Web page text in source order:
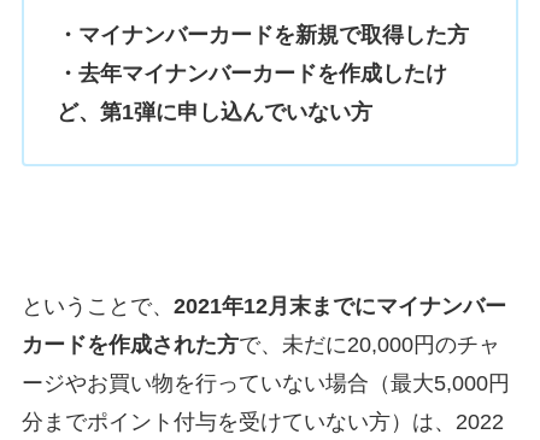
・マイナンバーカードを新規で取得した方
・去年マイナンバーカードを作成したけ
ど、第1弾に申し込んでいない方
ということで、 2021年12月末までにマイナンバー
カードを作成された方で、未だに20,000円のチャ
ージやお買い物を行っていない場合（最大5,000円
分までポイント付与を受けていない方）は、2022